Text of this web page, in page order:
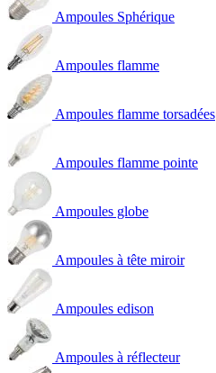
Ampoules Sphérique
Ampoules flamme
Ampoules flamme torsadées
Ampoules flamme pointe
Ampoules globe
Ampoules à tête miroir
Ampoules edison
Ampoules à réflecteur